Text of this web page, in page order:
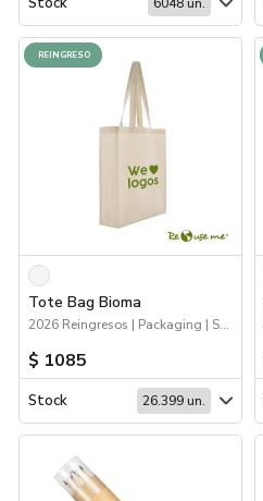
6048 un.
REINGRESO
Tote Bag Bioma
2026 Reingresos | Packaging | Sustentables | Bolsas y Tote Bags
$ 1085
Stock 26.399 un.